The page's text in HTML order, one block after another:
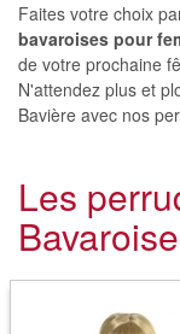
Faites votre choix
bavaroises pour
de votre prochaine
N'attendez plus et
Bavière avec nos
Les